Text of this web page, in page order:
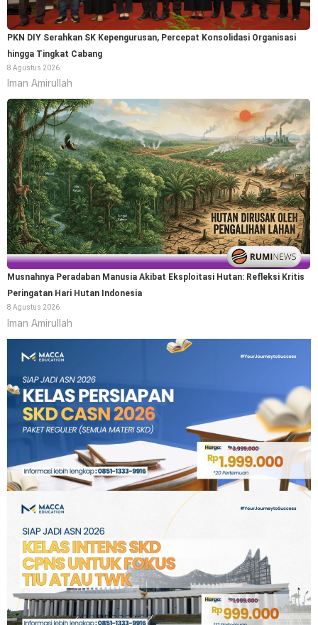
PKN DIY Serahkan SK Kepengurusan, Percepat Konsolidasi Organisasi
hingga Tingkat Cabang
8 Agustus 2026
Iman Amirullah
Musnahnya Peradaban Manusia Akibat Eksploitasi Hutan: Refleksi Kritis
Peringatan Hari Hutan Indonesia
8 Agustus 2026
Iman Amirullah